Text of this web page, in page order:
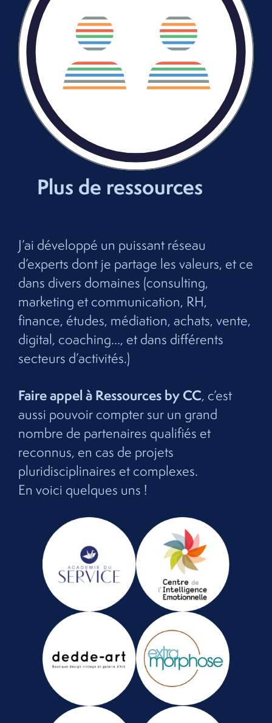
Plus de ressources
J’ai développé un puissant réseau
d’experts dont je partage les valeurs, et ce
dans divers domaines (consulting,
marketing et communication, RH,
finance, études, médiation, achats, vente,
digital, coaching…, et dans différents
secteurs d’activités.)
Faire appel à Ressources by CC, c’est
aussi pouvoir compter sur un grand
nombre de partenaires qualifiés et
reconnus, en cas de projets
pluridisciplinaires et complexes.
En voici quelques uns !